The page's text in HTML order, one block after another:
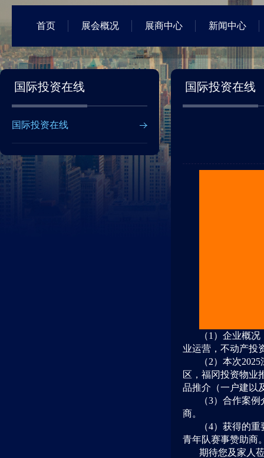
首页 展会概况 展商中心 新闻中心
国际投资在线
国际投资在线
国际投资在线
（1）企业概
业运营，不动产投
（2）本次
区，福冈投资物业
品推介（一户建以
（3）合作案
商。
（4）获得的
青年队赛事赞助商
期待您及家人